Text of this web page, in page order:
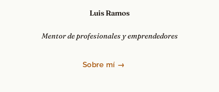
Luis Ramos
Mentor de profesionales y emprendedores
Sobre mí →